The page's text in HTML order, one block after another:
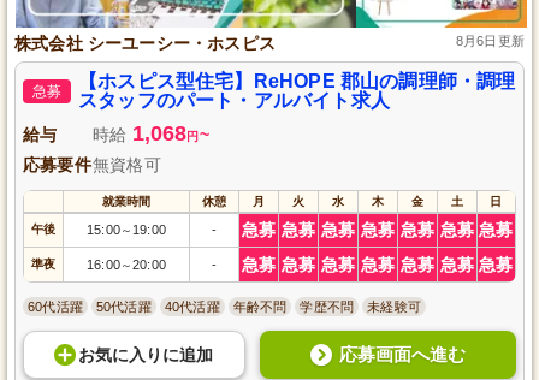
株式会社 シーユーシー・ホスピス 8月6日更新
急募
【ホスピス型住宅】ReHOPE 郡山の調理師・調理
スタッフのパート・アルバイト求人
給与 時給 1,068円 ~
応募要件無資格可
就業時間 休憩 月 火 水 木 金 土 日
午後 15:00～ 19:00 - 急募 急募 急募 急募 急募 急募 急募
準夜 16:00～20:00 - 急募 急募 急募 急募 急募 急募 急募
60代活躍 50代活躍 40代活躍 年齢不問 学歴不問 未経験可
お気に入り に追加 応募画面へ進む